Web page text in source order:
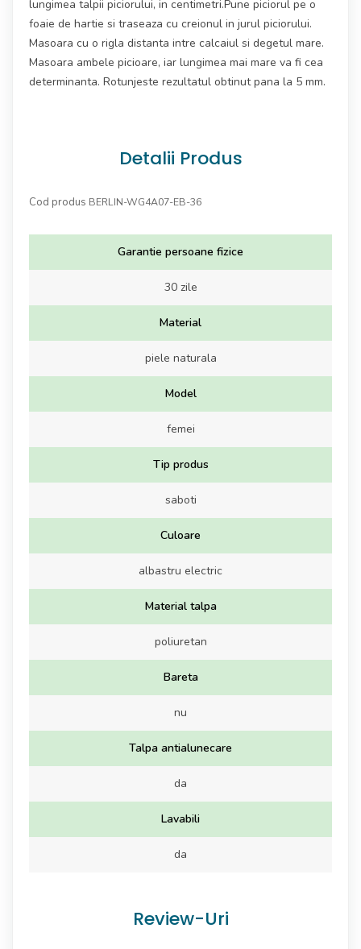
lungimea talpii piciorului, in centimetri.Pune piciorul pe o
foaie de hartie si traseaza cu creionul in jurul piciorului.
Masoara cu o rigla distanta intre calcaiul si degetul mare.
Masoara ambele picioare, iar lungimea mai mare va fi cea
determinanta. Rotunjeste rezultatul obtinut pana la 5 mm.
Detalii Produs
Cod produs BERLIN-WG4A07-EB-36
Garantie persoane fizice
30 zile
Material
piele naturala
Model
femei
Tip produs
saboti
Culoare
albastru electric
Material talpa
poliuretan
Bareta
nu
Talpa antialunecare
da
Lavabili
da
Review-Uri